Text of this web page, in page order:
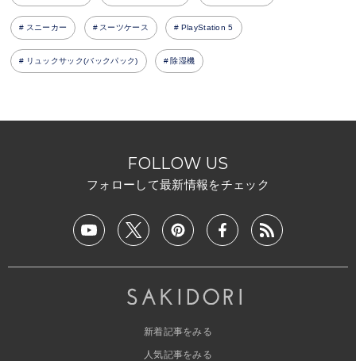
スニーカー スーツケース PlayStation 5
リュックサック(バックパック) 除湿機
FOLLOW US
フォローして最新情報をチェック
新着記事をみる
人気記事をみる